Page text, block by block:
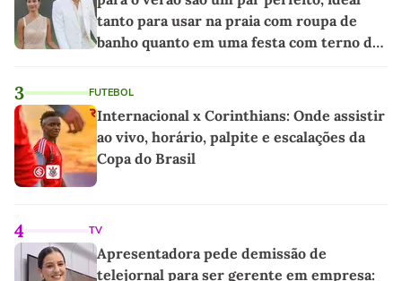
tanto para usar na praia com roupa de
banho quanto em uma festa com terno de
3 FUTEBOL
Internacional x Corinthians: Onde assistir
ao vivo, horário, palpite e escalações da
Copa do Brasil
4 TV
Apresentadora pede demissão de
telejornal para ser gerente em empresa: